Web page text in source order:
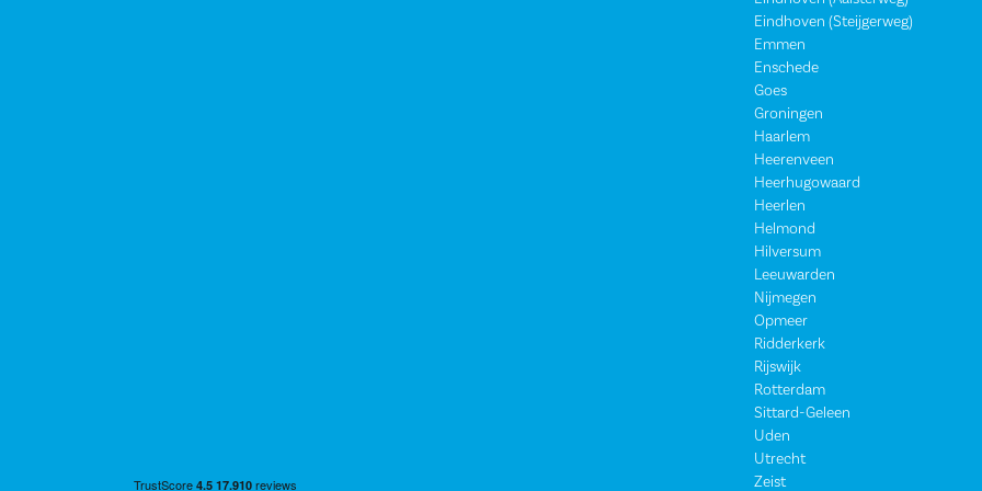
Eindhoven (Steijgerweg)
Emmen
Enschede
Goes
Groningen
Haarlem
Heerenveen
Heerhugowaard
Heerlen
Helmond
Hilversum
Leeuwarden
Nijmegen
Opmeer
Ridderkerk
Rijswijk
Rotterdam
Sittard-Geleen
Uden
Utrecht
Zeist